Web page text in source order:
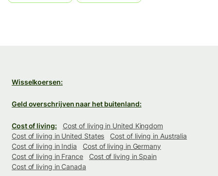
Wisselkoersen:
Geld overschrijven naar het buitenland:
Cost of living:
Cost of living in United Kingdom
Cost of living in United States
Cost of living in Australia
Cost of living in India
Cost of living in Germany
Cost of living in France
Cost of living in Spain
Cost of living in Canada